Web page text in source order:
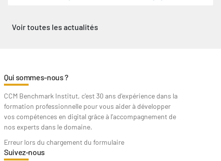
Voir toutes les actualités
Qui sommes-nous ?
CCM Benchmark Institut, c'est 30 ans d'expérience dans la
formation professionnelle pour vous aider à développer
vos compétences en digital grâce à l’accompagnement de
nos experts dans le domaine.
Erreur lors du chargement du formulaire
Suivez-nous